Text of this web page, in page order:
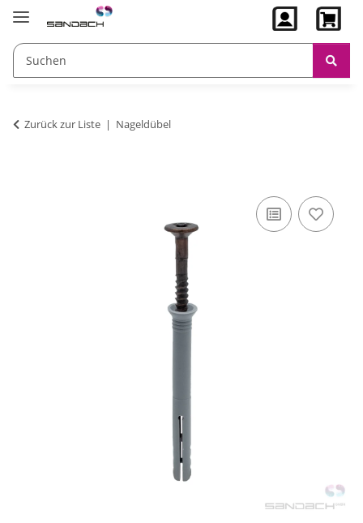
Zurück zur Liste Nageldübel